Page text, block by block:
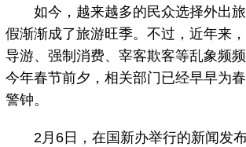
如今，越来越多的民众选择外出旅
假渐渐成了旅游旺季。不过，近年来
导游、强制消费、宰客欺客等乱象频频
今年春节前夕，相关部门已经早早为
警钟。
2月6日，在国新办举行的新闻发布